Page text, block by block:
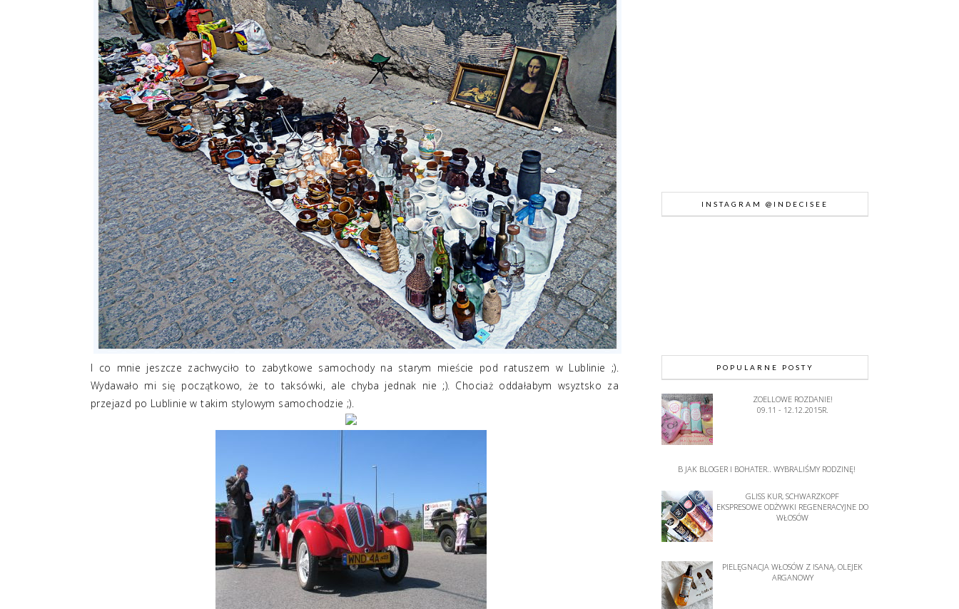
I co mnie jeszcze zachwyciło to zabytkowe samochody na starym mieście pod ratuszem w Lublinie ;).
Wydawało mi się początkowo, że to taksówki, ale chyba jednak nie ;). Chociaż oddałabym wsyztsko za
przejazd po Lublinie w takim stylowym samochodzie ;).
INSTAGRAM @INDECISEE
POPULARNE POSTY
ZOELLOWE ROZDANIE!
09.11 - 12.12.2015R.
B JAK BLOGER I BOHATER.. WYBRALIŚMY RODZINĘ!
GLISS KUR, SCHWARZKOPF
EKSPRESOWE ODŻYWKI REGENERACYJNE DO
WŁOSÓW
PIELĘGNACJA WŁOSÓW Z ISANĄ, OLEJEK
ARGANOWY